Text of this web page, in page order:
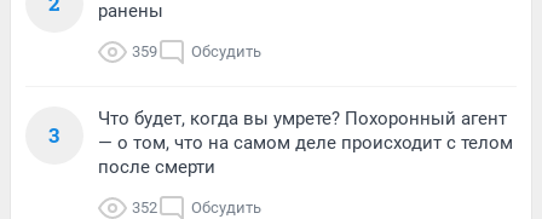
ранены
359 Обсудить
3
Что будет, когда вы умрете? Похоронный агент
— о том, что на самом деле происходит с телом
после смерти
352 Обсудить